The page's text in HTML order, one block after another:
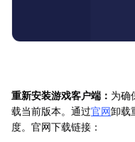
重新安装游戏客户端： 为确
载当前版本。通过官网卸载
度。官网下载链接：